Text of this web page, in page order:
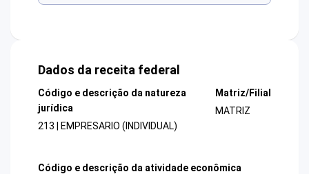
Dados da receita federal
Código e descrição da natureza
jurídica
213 | EMPRESARIO (INDIVIDUAL)
Matriz/Filial
MATRIZ
Código e descrição da atividade econômica